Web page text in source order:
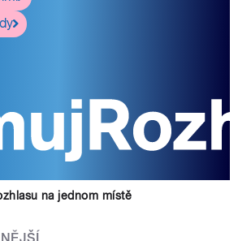
na jednom místě